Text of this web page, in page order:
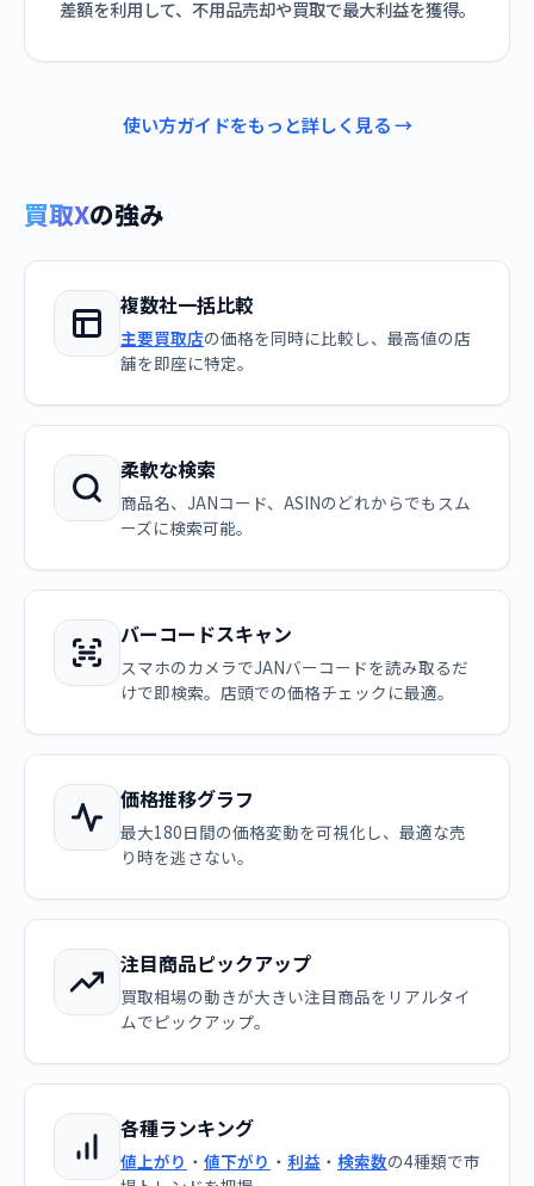
差額を利用して、不用品売却や買取で最大利益を獲得。
使い方ガイドをもっと詳しく見る →
買取Xの強み
複数社一括比較
主要買取店の価格を同時に比較し、最高値の店
舗を即座に特定。
柔軟な検索
商品名、JANコード、ASINのどれからでもスム
ーズに検索可能。
バーコードスキャン
スマホのカメラでJANバーコードを読み取るだ
けで即検索。店頭での価格チェックに最適。
価格推移グラフ
最大180日間の価格変動を可視化し、最適な売
り時を逃さない。
注目商品ピックアップ
買取相場の動きが大きい注目商品をリアルタイ
ムでピックアップ。
各種ランキング
値上がり ・ 値下がり ・ 利益 ・ 検索数の4種類で市